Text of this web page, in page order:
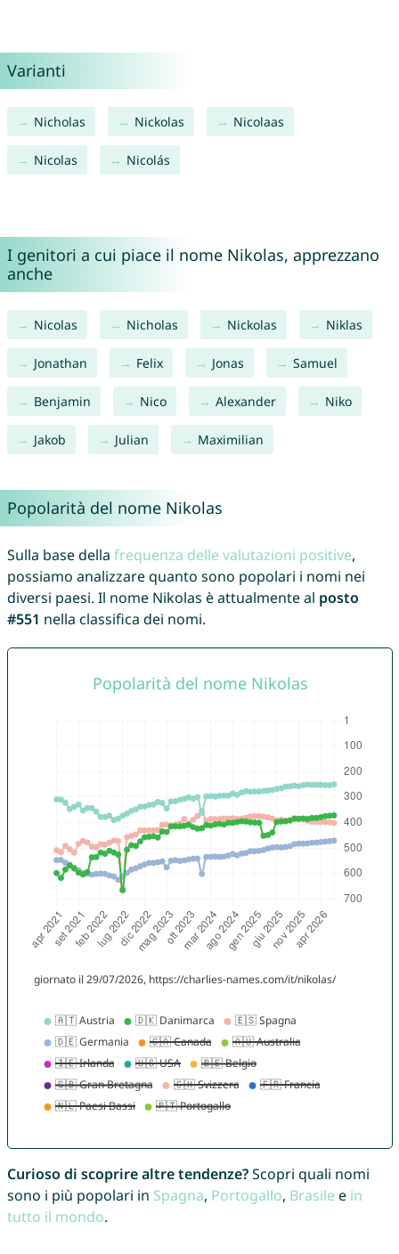
Varianti
Nicholas Nickolas Nicolaas
Nicolas Nicolás
I genitori a cui piace il nome Nikolas, apprezzano
anche
Nicolas Nicholas Nickolas Niklas
Jonathan Felix Jonas Samuel
Benjamin Nico Alexander Niko
Jakob Julian Maximilian
Popolarità del nome Nikolas
Sulla base della frequenza delle valutazioni positive,
possiamo analizzare quanto sono popolari i nomi nei
diversi paesi. Il nome Nikolas è attualmente al posto
#551 nella classifica dei nomi.
Curioso di scoprire altre tendenze?Scopri quali nomi
sono i più popolari in Spagna, Portogallo, Brasile e in
tutto il mondo.